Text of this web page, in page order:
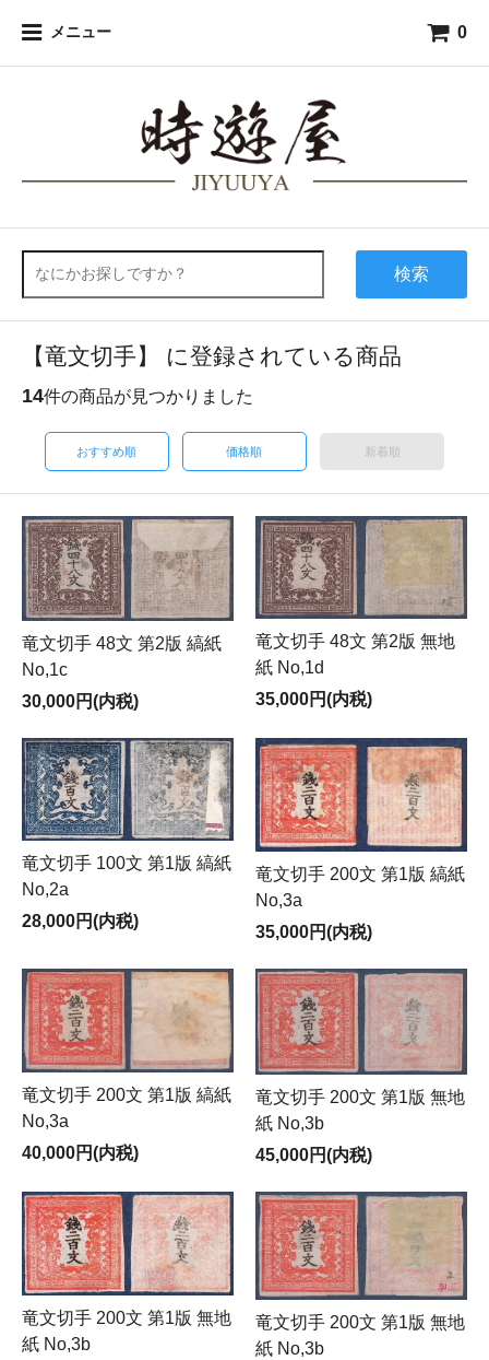
メニュー 0
検索
【竜文切手】 に登録されている商品
14件の商品が見つかりました
おすすめ順 価格順 新着順
竜文切手 48文 第2版 縞紙
No,1c
30,000円(内税)
竜文切手 48文 第2版 無地
紙 No,1d
35,000円(内税)
竜文切手 100文 第1版 縞紙
No,2a
28,000円(内税)
竜文切手 200文 第1版 縞紙
No,3a
35,000円(内税)
竜文切手 200文 第1版 縞紙
No,3a
40,000円(内税)
竜文切手 200文 第1版 無地
紙 No,3b
45,000円(内税)
竜文切手 200文 第1版 無地
紙 No,3b
竜文切手 200文 第1版 無地
紙 No,3b